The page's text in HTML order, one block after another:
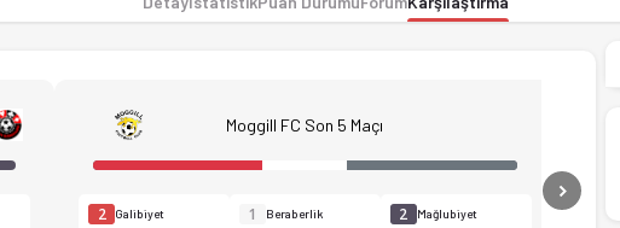
Moggill FC Son 5 Maçı
2 Galibiyet 1 Beraberlik 2 Mağlubiyet Next